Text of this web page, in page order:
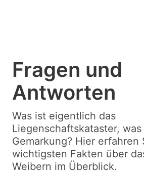
Fragen und
Antworten
Was ist eigentlich das
Liegenschaftskataster,
Gemarkung? Hier erfahren
wichtigsten Fakten über
Weibern im Überblick.